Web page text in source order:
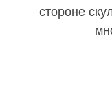
стороне